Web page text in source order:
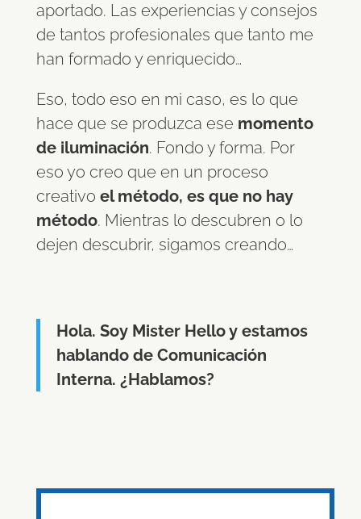
aportado. Las experiencias y consejos
de tantos profesionales que tanto me
han formado y enriquecido…
Eso, todo eso en mi caso, es lo que
hace que se produzca ese momento
de iluminación. Fondo y forma. Por
eso yo creo que en un proceso
creativo el método, es que no hay
método. Mientras lo descubren o lo
dejen descubrir, sigamos creando…
Hola. Soy Mister Hello y estamos
hablando de Comunicación
Interna. ¿Hablamos?